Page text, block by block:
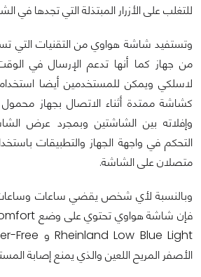
للتغلب على الأزرار المبتذلة التي تجدها في
وتستفيد شاشة هواوي من التقنيات التي
من جهاز كما أنها تدعم الإرسال في
لاسلكي ويمكن للمستخدمين أيضا
كشاشة ممتدة أثناء الاتصال بجهاز
وإفلاته بين الشاشتين وبمجرد عرض
التحكم في واجهة الجهاز والتطبيقات
متصلان على الشاشة.
وبالنسبة لأي شخص يقضي ساعات وساعات
الأصفر المريح اللعين والذي يمنع إصابة